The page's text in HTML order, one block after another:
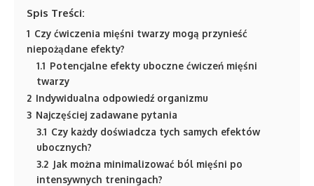
Spis Treści:
1 Czy ćwiczenia mięśni twarzy mogą przynieść
niepożądane efekty?
1.1 Potencjalne efekty uboczne ćwiczeń mięśni
twarzy
2 Indywidualna odpowiedź organizmu
3 Najczęściej zadawane pytania
3.1 Czy każdy doświadcza tych samych efektów
ubocznych?
3.2 Jak można minimalizować ból mięśni po
intensywnych treningach?